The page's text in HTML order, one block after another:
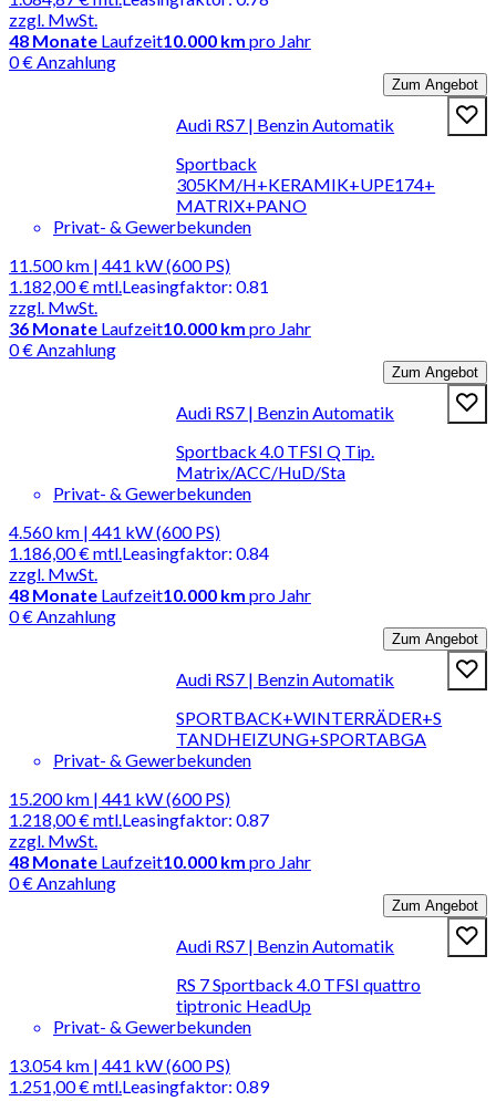
zzgl. MwSt.
48 Monate Laufzeit10.000 km pro Jahr
0 € Anzahlung
Zum Angebot
Audi RS7 | Benzin Automatik
Sportback
305KM/H+KERAMIK+UPE174+
MATRIX+PANO
Privat- & Gewerbekunden
11.500 km | 441 kW (600 PS)
1.182,00 €mtl.
zzgl. MwSt.
Leasingfaktor: 0.81
36 Monate Laufzeit10.000 km pro Jahr
0 € Anzahlung
Zum Angebot
Audi RS7 | Benzin Automatik
Sportback 4.0 TFSI Q Tip.
Matrix/ACC/HuD/Sta
Privat- & Gewerbekunden
4.560 km | 441 kW (600 PS)
1.186,00 €mtl.
zzgl. MwSt.
Leasingfaktor: 0.84
48 Monate Laufzeit10.000 km pro Jahr
0 € Anzahlung
Zum Angebot
Audi RS7 | Benzin Automatik
SPORTBACK+WINTERRÄDER+S
TANDHEIZUNG+SPORTABGA
Privat- & Gewerbekunden
15.200 km | 441 kW (600 PS)
1.218,00 €mtl.
zzgl. MwSt.
Leasingfaktor: 0.87
48 Monate Laufzeit10.000 km pro Jahr
0 € Anzahlung
Zum Angebot
Audi RS7 | Benzin Automatik
RS 7 Sportback 4.0 TFSI quattro
tiptronic HeadUp
Privat- & Gewerbekunden
13.054 km | 441 kW (600 PS)
1.251,00 €mtl. Leasingfaktor: 0.89